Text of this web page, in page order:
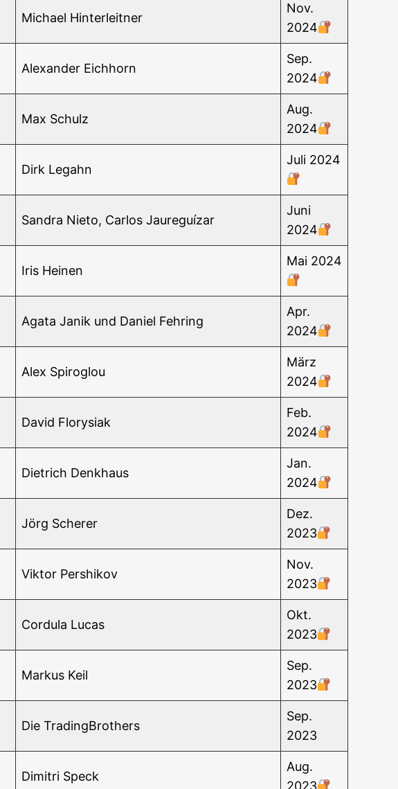
Micha­el Hinterleitner
Nov.
2024
Alex­an­der Eichhorn
Sep.
2024
Max Schulz
Aug.
2024
Dirk Legahn
Juli 2024
San­dra Nieto, Car­los Jaureguízar
Juni
2024
Iris Hei­nen
Mai 2024
Aga­ta Janik und Dani­el Fehring
Apr.
2024
Alex Spi­ro­glou
März
2024
David Flo­ry­si­ak
Feb.
2024
Diet­rich Denkhaus
Jan.
2024
Jörg Sche­rer
Dez.
2023
Vik­tor Pershikov
Nov.
2023
Cor­du­la Lucas
Okt.
2023
Mar­kus Keil
Sep.
2023
Die Tra­ding­Brot­hers
Sep.
2023
Dimi­t­ri Speck
Aug.
2023